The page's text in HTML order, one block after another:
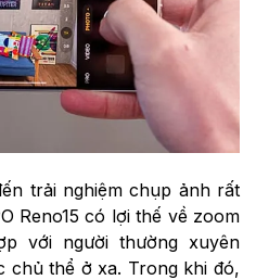
trải nghiệm chụp ảnh rất
Reno15 có lợi thế về zoom
với người thường xuyên
chủ thể ở xa. Trong khi đó,